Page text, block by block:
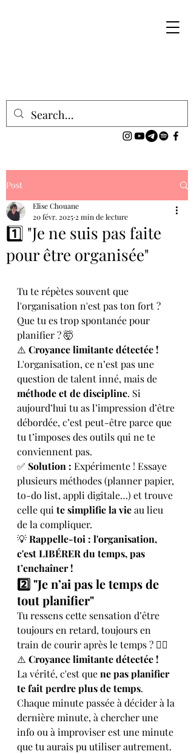
Post
1️⃣ "Je ne suis pas faite
pour être organisée"
Elise Chouane
20 févr. 2025 2 min de lecture
Tu te répètes souvent que
l'organisation n'est pas ton fort ?
Que tu es trop spontanée pour
planifier ? 🤯
⚠️ Croyance limitante détectée !
L'organisation, ce n’est pas une
question de talent inné, mais de
méthode et de discipline. Si
aujourd’hui tu as l’impression d’être
débordée, c’est peut-être parce que
tu t’imposes des outils qui ne te
conviennent pas.
✅ Solution : Expérimente ! Essaye
plusieurs méthodes (planner papier,
to-do list, appli digitale…) et trouve
celle qui te simplifie la vie au lieu
de la compliquer.
💡 Rappelle-toi : l'organisation,
c'est LIBÉRER du temps, pas
t’enchaîner !
2️⃣ "Je n’ai pas le temps de
tout planifier"
Tu ressens cette sensation d’être
toujours en retard, toujours en
train de courir après le temps ? 😵‍💫
⚠️ Croyance limitante détectée !
La vérité, c'est que ne pas planifier
te fait perdre plus de temps.
Chaque minute passée à décider à la
dernière minute, à chercher une
info ou à improviser est une minute
que tu aurais pu utiliser autrement.